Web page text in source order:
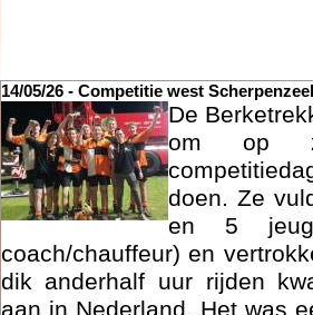
14/05/26 - Competitie west Scherpenzeel
De
om op
doen. Ze
en 5
coach/chauffeur) en
dik anderhalf uur rijden
aan in Nederland. Het was